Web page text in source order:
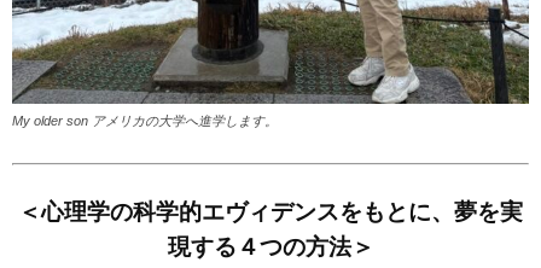
My older son アメリカの大学へ進学します。
＜心理学の科学的エヴィデンスをもとに、 夢を実
現する４つの方法＞